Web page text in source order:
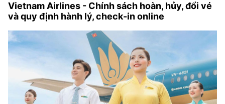
Vietnam Airlines - Chính sách hoàn, hủy, đổi vé
và quy định hành lý, check-in online